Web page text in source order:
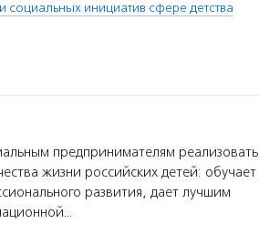
инициатив сфере детства
предпринимателям реализовать
жизни российских детей: обучает
развития, дает лучшим